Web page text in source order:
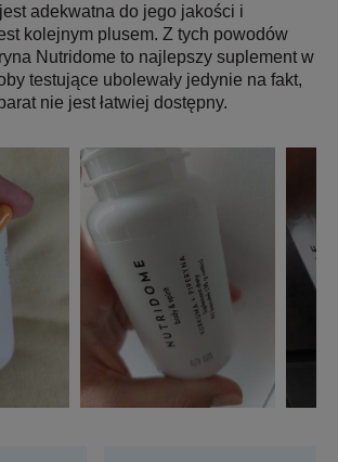
adekwatna do jego jakości i
kolejnym plusem. Z tych powodów
Nutridome to najlepszy suplement w
testujące ubolewały jedynie na fakt,
nie jest łatwiej dostępny.